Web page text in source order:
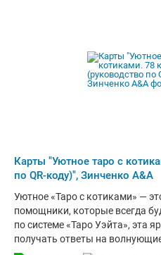
Карты "Уютное таро с
по QR-коду)", Зинченко А&А
Уютное «Таро с котиками» —
помощники, которые всегда
по системе «Таро Уэйта», эта
получать ответы на